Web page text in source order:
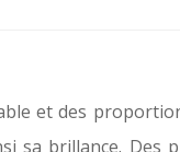
et des
sa brillance.